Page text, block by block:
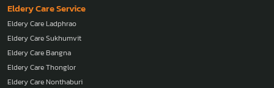
Eldery Care Service
Eldery Care Ladphrao
Eldery Care Sukhumvit
Eldery Care Bangna
Eldery Care Thonglor
Eldery Care Nonthaburi